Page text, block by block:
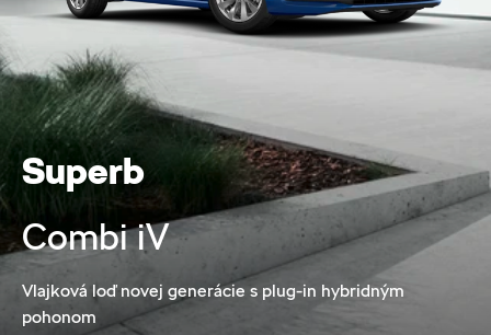
Superb
Combi iV
Vlajková loď novej generácie s plug-in hybridným
pohonom